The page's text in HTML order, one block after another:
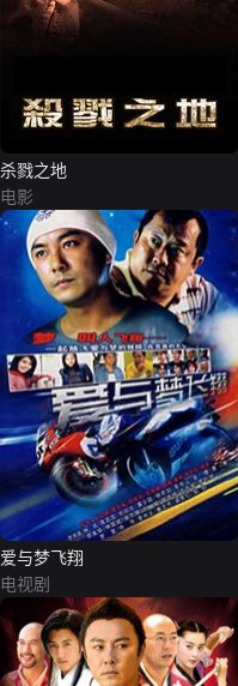
杀戮之地
电影
爱与梦飞翔
电视剧